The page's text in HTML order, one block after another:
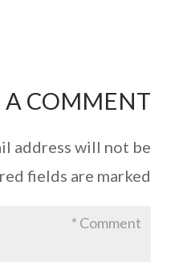
A COMMENT
address will not be
fields are marked